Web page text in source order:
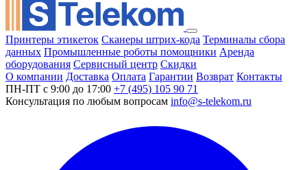
Принтеры этикеток Сканеры штрих-кода Терминалы сбора
данных Промышленные роботы помощники Аренда
оборудования Сервисный центр Скидки
О компании Доставка Оплата Гарантии Возврат Контакты
ПН-ПТ с 9:00 до 17:00 +7 (495) 105 90 71
Консультация по любым вопросам info@s-telekom.ru